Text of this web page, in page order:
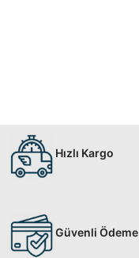
Hızlı Kargo
Güvenli Ödeme